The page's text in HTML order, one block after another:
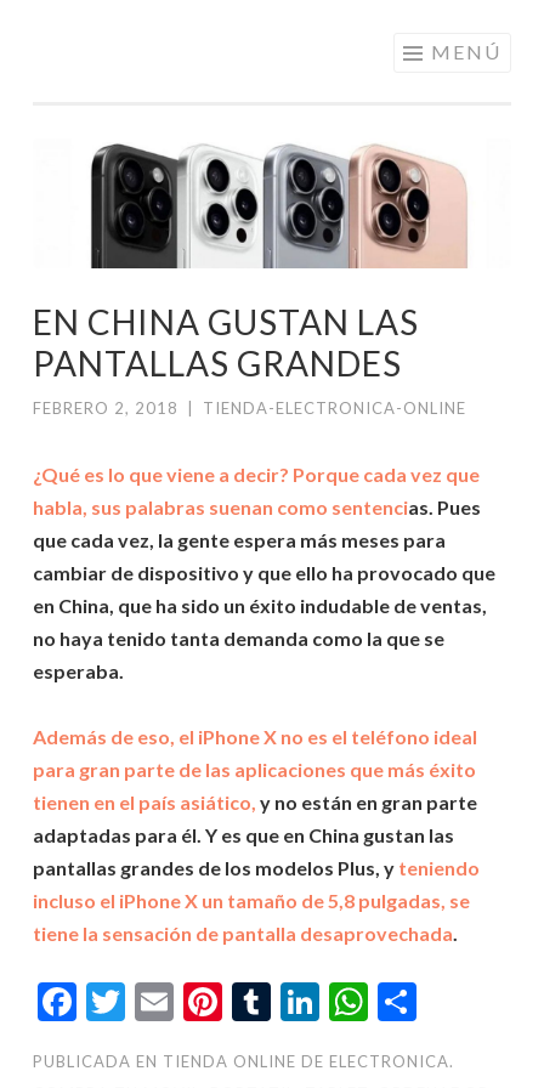
PRECIOS DE
ANDORRA
MENÚ
EN CHINA GUSTAN LAS
PANTALLAS GRANDES
FEBRERO 2, 2018 TIENDA-ELECTRONICA-ONLINE
¿Qué es lo que viene a decir? Porque cada vez que
habla, sus palabras suenan como sentencias. Pues
que cada vez, la gente espera más meses para
cambiar de dispositivo y que ello ha provocado que
en China, que ha sido un éxito indudable de ventas,
no haya tenido tanta demanda como la que se
esperaba.
Además de eso, el iPhone X no es el teléfono ideal
para gran parte de las aplicaciones que más éxito
tienen en el país asiático, y no están en gran parte
adaptadas para él. Y es que en China gustan las
pantallas grandes de los modelos Plus, y teniendo
incluso el iPhone X un tamaño de 5,8 pulgadas, se
tiene la sensación de pantalla desaprovechada.
Facebook
Twitter
EmailPinterest
Tumblr
LinkedIn
PUBLICADA EN TIENDA ONLINE DE ELECTRONICA.